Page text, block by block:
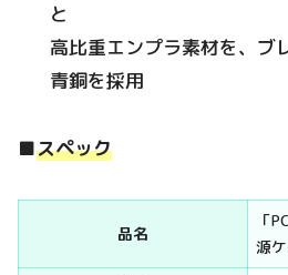
と
高比重エンプラ素材を、ブ
青銅を採用
■スペック
品名
「
源